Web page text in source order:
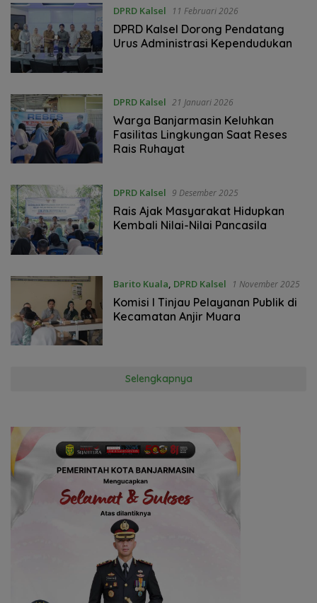
DPRD Kalsel 11 Februari 2026
‎DPRD Kalsel Dorong Pendatang
Urus Administrasi Kependudukan ‎
DPRD Kalsel 21 Januari 2026
Warga Banjarmasin Keluhkan
Fasilitas Lingkungan Saat Reses
Rais Ruhayat
DPRD Kalsel 9 Desember 2025
Rais Ajak Masyarakat Hidupkan
Kembali Nilai-Nilai Pancasila
Barito Kuala, DPRD Kalsel 1 November 2025
‎Komisi I Tinjau Pelayanan Publik di
Kecamatan Anjir Muara
Selengkapnya